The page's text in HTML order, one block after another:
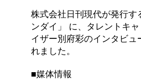
株式会社日刊現代が発行す
ンダイ」 に、タレントキ
イザー別府彩のインタビュ
れました。
■媒体情報